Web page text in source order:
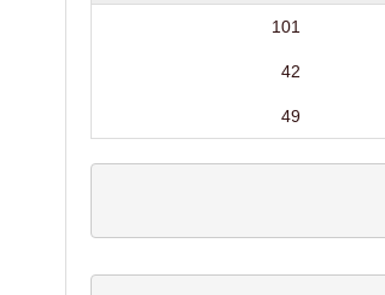
101
42
49